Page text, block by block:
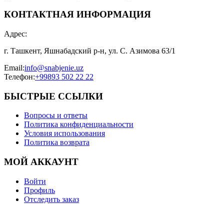
КОНТАКТНАЯ ИНФОРМАЦИЯ
Адрес:
г. Ташкент, Яшнабадский р-н, ул. С. Азимова 63/1
Email:info@snabjenie.uz
Телефон:+99893 502 22 22
БЫСТРЫЕ ССЫЛКИ
Вопросы и ответы
Политика конфиденциальности
Условия использования
Политика возврата
МОЙ АККАУНТ
Войти
Профиль
Отследить заказ